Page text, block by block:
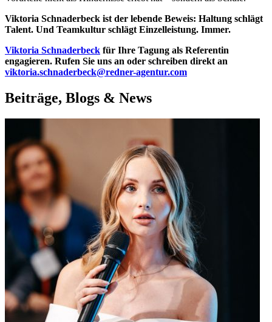
Viktoria Schnaderbeck ist der lebende Beweis: Haltung schlägt
Talent. Und Teamkultur schlägt Einzelleistung. Immer.
Viktoria Schnaderbeck für Ihre Tagung als Referentin
engagieren. Rufen Sie uns an oder schreiben direkt an
viktoria.schnaderbeck@redner-agentur.com
Beiträge, Blogs & News